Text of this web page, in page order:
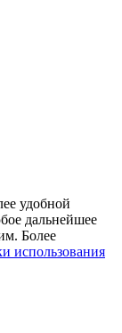
удобной
дальнейшее
Более
использования